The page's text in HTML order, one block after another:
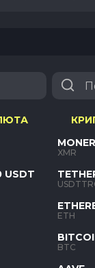
USDT
XMR
ETH
BTC